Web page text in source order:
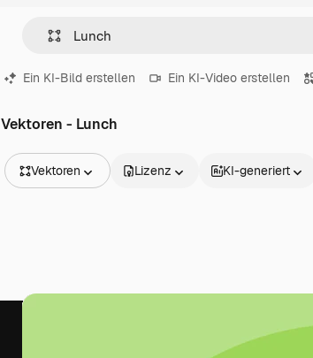
Ein KI-Bild erstellen Ein KI-Video erstellen
Vektoren - Lunch
Vektoren
Videos
Lizenz KI-generiert